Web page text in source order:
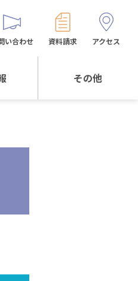
その他
い合わせ 資料請求 アクセス